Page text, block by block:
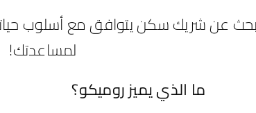
لمساعدتك!
ما الذي يميز روميكو؟